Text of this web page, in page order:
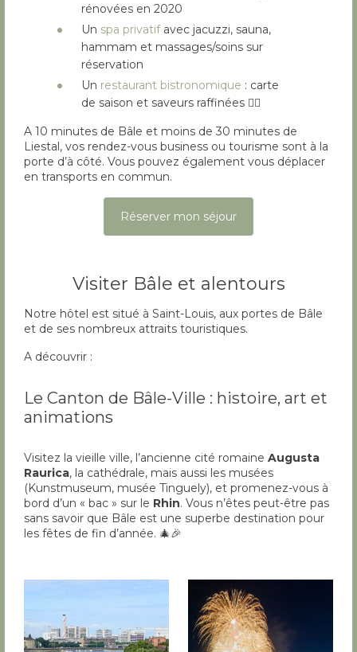
rénovées en 2020
Un spa privatifavec jacuzzi, sauna,
hammam et massages/soins sur
réservation
Un restaurant bistronomique : carte
de saison et saveurs raffinées 👌🏼
A 10 minutes de Bâle et moins de 30 minutes de
Liestal, vos rendez-vous business ou tourisme sont à la
porte d’à côté. Vous pouvez également vous déplacer
en transports en commun.
Réserver mon séjour
Visiter Bâle et alentours
Notre hôtel est situé à Saint-Louis, aux portes de Bâle
et de ses nombreux attraits touristiques.
A découvrir :
Le Canton de Bâle-Ville : histoire, art et
animations
Visitez la vieille ville, l’ancienne cité romaine Augusta
Raurica, la cathédrale, mais aussi les musées
(Kunstmuseum, musée Tinguely), et promenez-vous à
bord d’un « bac » sur le Rhin. Vous n’êtes peut-être pas
sans savoir que Bâle est une superbe destination pour
les fêtes de fin d’année. 🎄🎉